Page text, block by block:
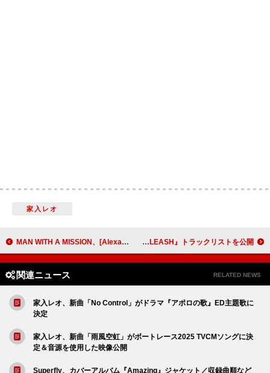
家入レオ
MAN WITH A MISSION、[Alexandros]／THE BACK HORN／MONGOL800と対バン ENHYPEN、ミニアルバム『DESIRE : UNLEASH』トラックリストを公開
関連ニュース RELATED NEWS
家入レオ、新曲「No Control」がドラマ『アポロの歌』ED主題歌に
決定
家入レオ、新曲「雨風空虹」がボートレース2025 TVCMソングに決
定＆音源を使用した映像公開
Superfly、カバーアルバム『Amazing』ジャケット／収録曲順など